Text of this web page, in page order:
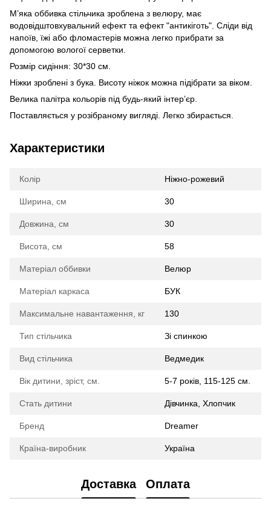
М’яка оббивка стільчика зроблена з велюру, має
водовідштовхувальний ефект та ефект "антикіготь". Сліди від
напоїв, їжі або фломастерів можна легко прибрати за
допомогою вологої серветки.
Розмір сидіння: 30*30 см.
Ніжки зроблені з бука. Висоту ніжок можна підібрати за віком.
Велика палітра кольорів під будь-який інтер’єр.
Поставляється у розібраному вигляді. Легко збирається.
Характеристики
Колір Ніжно-рожевий
Ширина, см 30
Довжина, см 30
Висота, см 58
Матеріал оббивки Велюр
Матеріал каркаса БУК
Максимальне навантаження, кг 130
Тип стільчика Зі спинкою
Вид стільчика Ведмедик
Вік дитини, зріст, см. 5-7 років, 115-125 см.
Стать дитини Дівчинка, Хлопчик
Бренд Dreamer
Країна-виробник Україна
Доставка Оплата